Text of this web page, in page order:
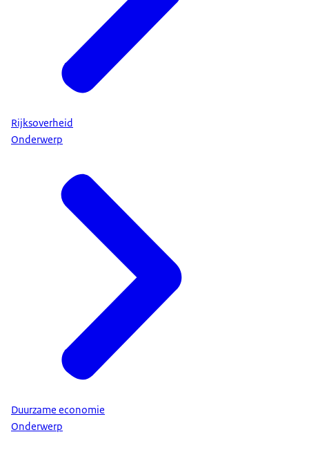
Rijksoverheid
Onderwerp
Duurzame economie
Onderwerp